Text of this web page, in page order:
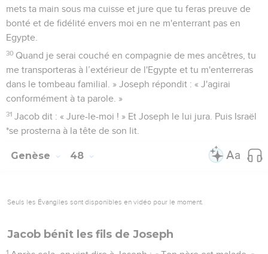
mets ta main sous ma cuisse et jure que tu feras preuve de
bonté et de fidélité envers moi en ne m'enterrant pas en
Egypte.
30 Quand je serai couché en compagnie de mes ancêtres, tu
me transporteras à l’extérieur de l'Egypte et tu m'enterreras
dans le tombeau familial. » Joseph répondit : « J'agirai
conformément à ta parole. »
31 Jacob dit : « Jure-le-moi ! » Et Joseph le lui jura. Puis Israël
*se prosterna à la tête de son lit.
Genèse 48
Seuls les Évangiles sont disponibles en vidéo pour le moment.
Jacob bénit les fils de Joseph
1